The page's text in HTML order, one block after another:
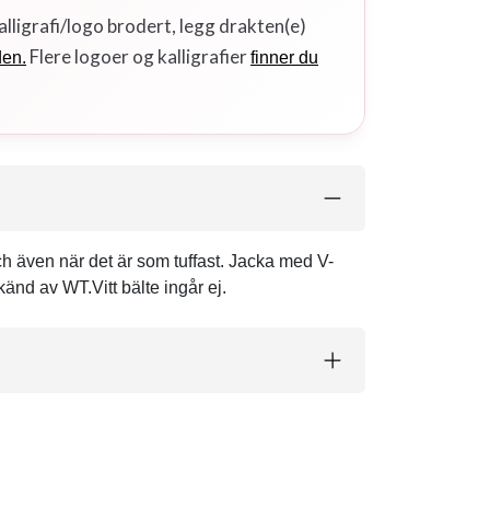
logo brodert, legg drakten(e)
Flere logoer og kalligrafierfinner du
även när det är som tuffast. Jacka med V-
av WT.Vitt bälte ingår ej.